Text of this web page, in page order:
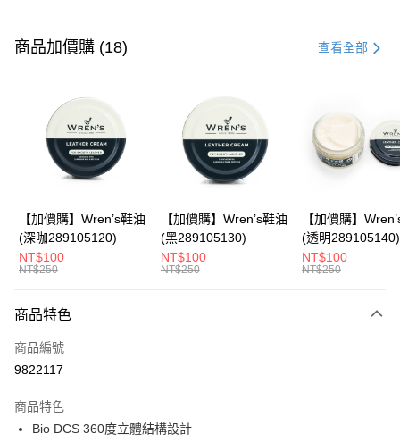
信用卡一次付款
Apple Pay
悠遊付
Google Pay
全盈+PAY
ATM付款
宅配
每筆NT$80，滿NT$990(含以上)免運費
付款後門市自取
每筆NT$80，滿NT$699(含以上)免運費
跨境配送 港澳、新馬
商品加價購 (18) 查看全部
【加價購】Wren’s鞋油
(深咖289105120)
NT$100
NT$250
【加價購】Wren’s鞋油
(黑289105130)
NT$100
NT$250
【加價購】
(透明289105140)
NT$100
NT$250
商品特色
商品編號
9822117
商品特色
Bio DCS 360度立體結構設計